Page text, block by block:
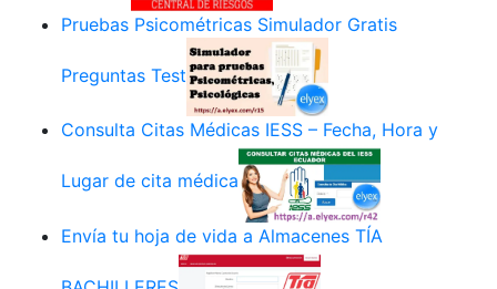
Pruebas Psicométricas Simulador Gratis
Preguntas Test
Consulta Citas Médicas IESS – Fecha, Hora y
Lugar de cita médica
Envía tu hoja de vida a Almacenes TÍA